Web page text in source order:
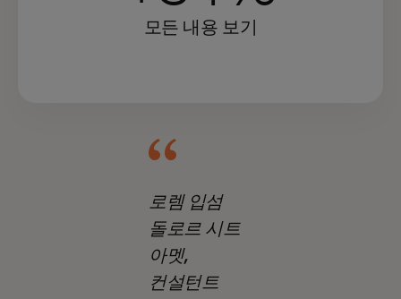
모든 내용 보기
로렘 입섬
돌로르 시트
아멧,
컨설턴트